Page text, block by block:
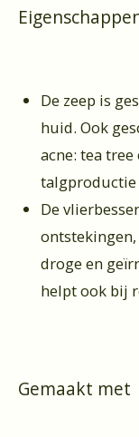
De zeep is
huid. Ook
acne: tea
talgproductie
De
droge en
helpt ook bij
Gemaakt met